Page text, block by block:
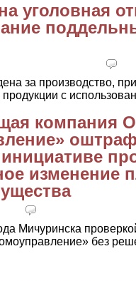
уголовная
за производство,
с
компания
изменение
Мичуринска
без